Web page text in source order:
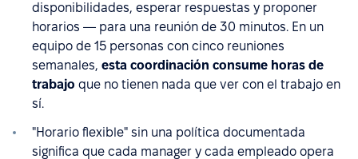
disponibilidades, esperar respuestas y proponer
horarios — para una reunión de 30 minutos. En un
equipo de 15 personas con cinco reuniones
semanales, esta coordinación consume horas de
trabajo que no tienen nada que ver con el trabajo en
sí.
"Horario flexible" sin una política documentada
significa que cada manager y cada empleado opera